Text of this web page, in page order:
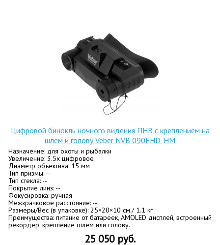
Цифровой бинокль ночного видения ПНВ с креплением на
шлем и голову Veber NVB 090FHD-HM
Назначение: для охоты и рыбалки
Увеличение: 3.5х цифровое
Диаметр объектива: 15 мм
Тип призмы: --
Тип стекла: --
Покрытие линз: --
Фокусировка: ручная
Межзрачковое расстояние: --
Размеры/Вес (в упаковке): 25×20×10 см./ 1.1 кг
Преимущества: питание от батареек, AMOLED дисплей, встроенный
рекордер, крепление шлем или голову.
25 050 руб.